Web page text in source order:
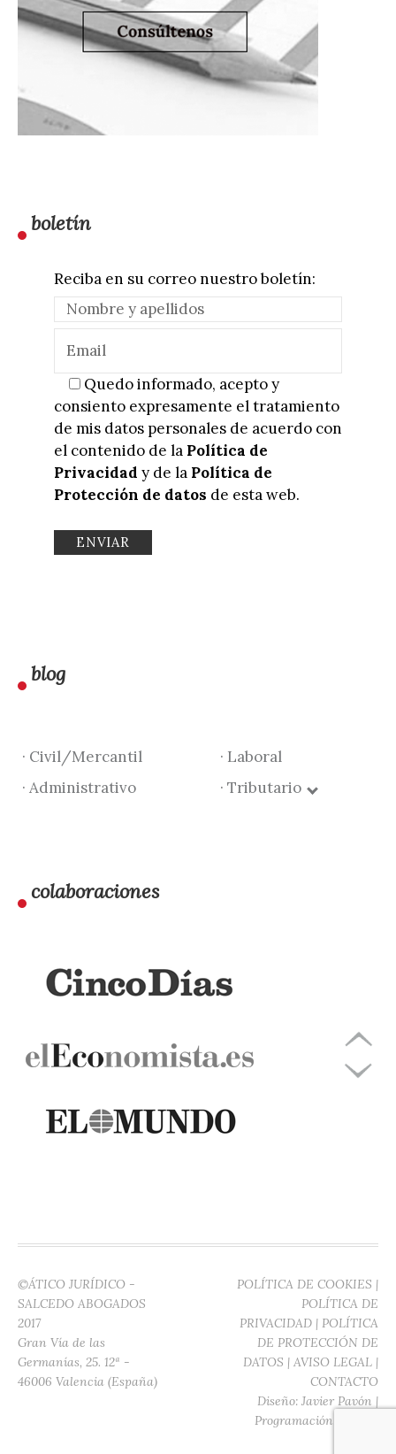
boletín
Reciba en su correo nuestro boletín:
Quedo informado, acepto y
consiento expresamente el tratamiento
de mis datos personales de acuerdo con
el contenido de la Política de
Privacidad y de la Política de
Protección de datos de esta web.
blog
· Civil/Mercantil
· Laboral
· Administrativo
· Tributario
colaboraciones
©ÁTICO JURÍDICO -
SALCEDO ABOGADOS
2017
Gran Vía de las
Germanías, 25. 12ª -
46006 Valencia (España)
POLÍTICA DE COOKIES |
POLÍTICA DE
PRIVACIDAD | POLÍTICA
DE PROTECCIÓN DE
DATOS | AVISO LEGAL |
CONTACTO
Diseño: Javier Pavón |
Programación: